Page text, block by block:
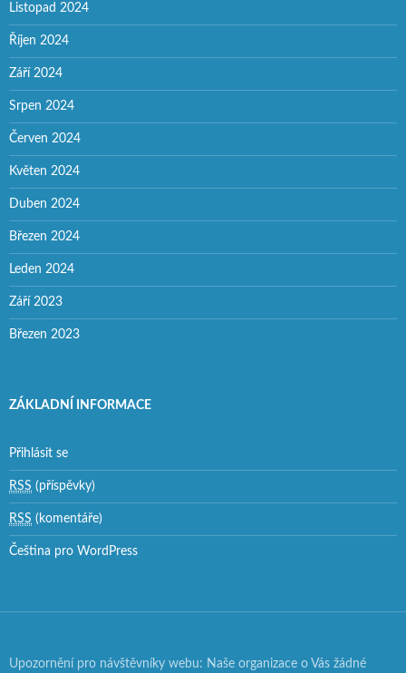
Listopad 2024
Říjen 2024
Září 2024
Srpen 2024
Červen 2024
Květen 2024
Duben 2024
Březen 2024
Leden 2024
Září 2023
Březen 2023
ZÁKLADNÍ INFORMACE
Přihlásit se
RSS (příspěvky)
RSS (komentáře)
Čeština pro WordPress
Upozornění pro návštěvníky webu: Naše organizace o Vás žádné